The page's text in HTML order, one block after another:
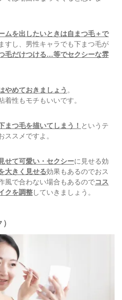
ムを出したいときは自まつ毛＋で
すし、男性キャラでも下まつ毛が
毛だけつける…等でセクシーな雰
やめておきましょう 。
性もモチもいいです。
まつ毛を描いてしまう！ というテ
ススメですよ。
せて可愛い・セクシーに見せる効
大きく見せる効果もあるのでおス
風で合わない場合もあるのでコス
クを調整していきましょう。